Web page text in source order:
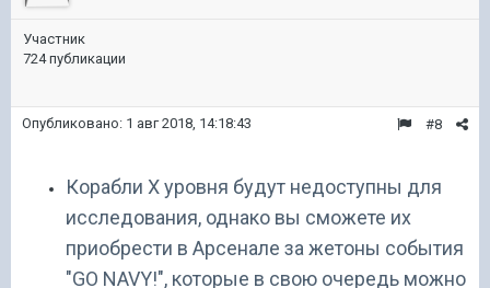
Участник
724 публикации
#8
Опубликовано: 1 авг 2018, 14:18:43
Корабли X уровня будут недоступны для
исследования, однако вы сможете их
приобрести в Арсенале за жетоны события
"GO NAVY!", которые в свою очередь можно